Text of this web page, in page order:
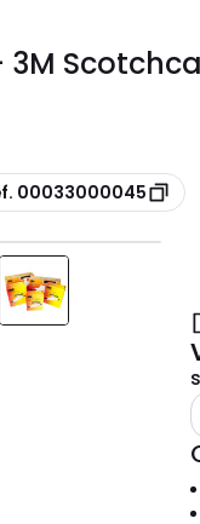
3M
00033000045